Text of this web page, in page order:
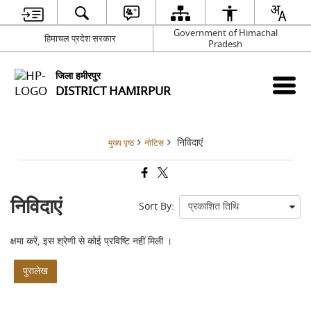
हिमाचल प्रदेश सरकार
Government of Himachal
Pradesh
जिला हमीरपुर
DISTRICT HAMIRPUR
मुख्य पृष्ठ नोटिस निविदाएं
निविदाएं Sort By:
क्षमा करें, इस श्रेणी से कोई प्रविष्टि नहीं मिली ।
पुरालेख